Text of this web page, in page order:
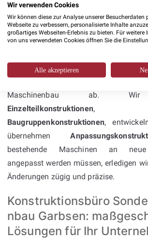
Konstruktion mit
Inventor & SolidWorks:
Kompetenz im
Maschinenbau ab. Wir
Einzelteilkonstruktionen,
Baugruppenkonstruktionen,
übernehmen
bestehende Maschinen an neue
angepasst werden müssen, erledigen
Änderungen zügig und präzise.
Konstruktionsbüro
nbau Garbsen:
Lösungen für Ihr
Wir verwenden Cookies
Wir können diese zur Analyse unserer Besucherdaten
Webseite zu verbessern, personalisierte Inhalte
großartiges Webseiten-Erlebnis zu bieten. Für weitere
von uns verwendeten Cookies öffnen Sie die
Alle akzeptieren